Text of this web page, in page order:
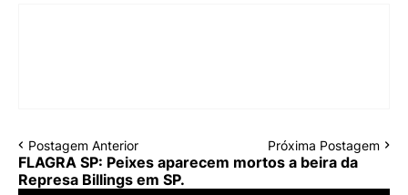
Postagem Anterior Próxima Postagem
FLAGRA SP: Peixes aparecem mortos a beira da
Represa Billings em SP.